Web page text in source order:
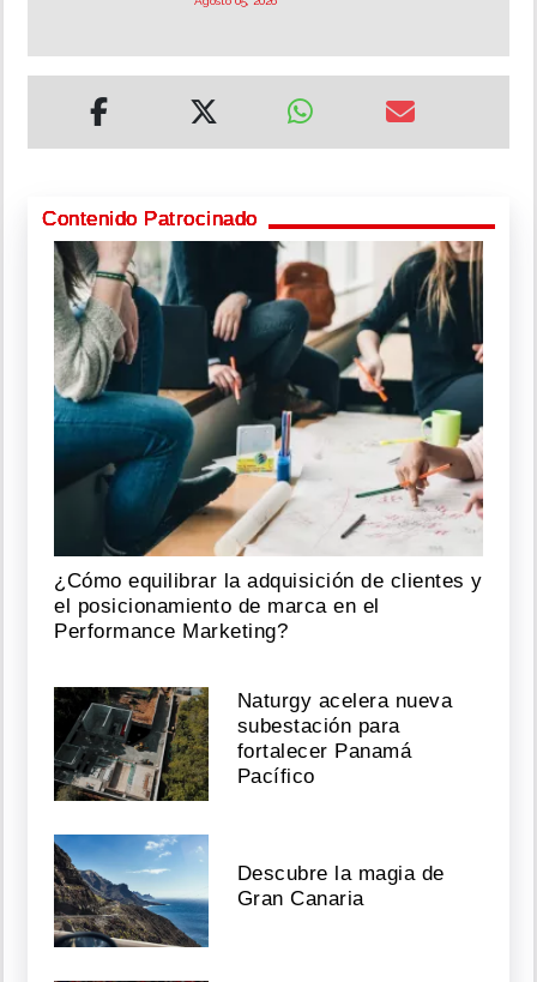
Contenido Patrocinado
¿Cómo equilibrar la adquisición de clientes y
el posicionamiento de marca en el
Performance Marketing?
Naturgy acelera nueva
subestación para
fortalecer Panamá
Pacífico
Descubre la magia de
Gran Canaria